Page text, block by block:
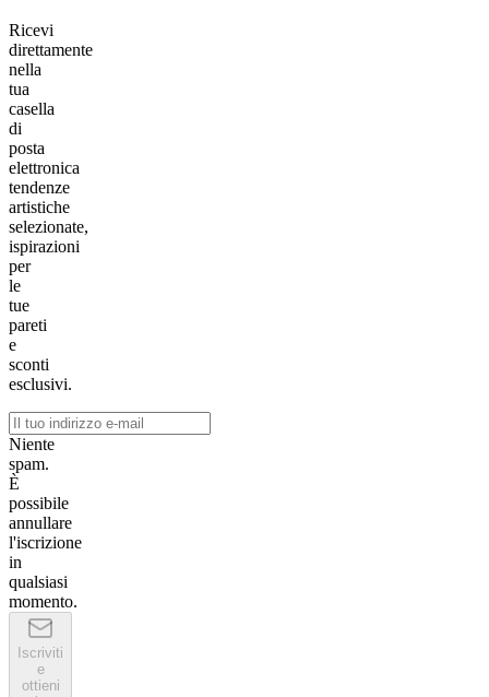
Ricevi
direttamente
nella
tua
casella
di
posta
elettronica
tendenze
artistiche
selezionate,
ispirazioni
per
le
tue
pareti
e
sconti
esclusivi.
Niente
spam.
È
possibile
annullare
l'iscrizione
in
qualsiasi
momento.
Iscriviti
e
ottieni